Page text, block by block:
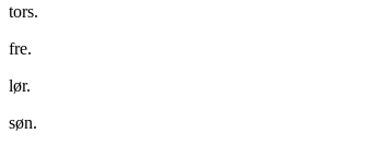
tors.
fre.
lør.
søn.